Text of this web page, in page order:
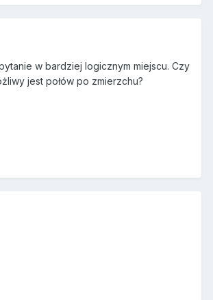
w bardziej logicznym miejscu. Czy
jest połów po zmierzchu?